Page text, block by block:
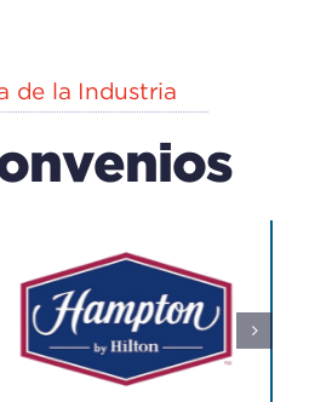
de la Industria
EXPLORA
(centro
De